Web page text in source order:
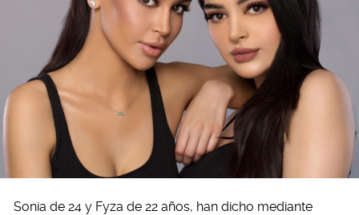
Sonia de 24 y Fyza de 22 años, han dicho mediante